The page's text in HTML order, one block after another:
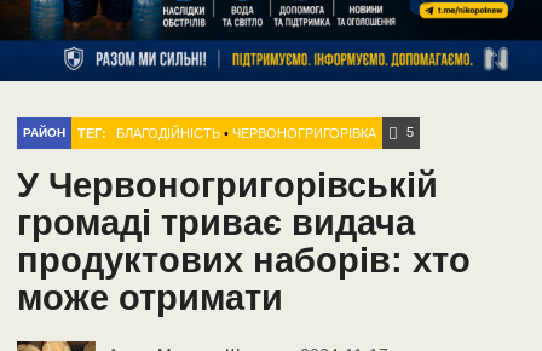
РАЙОН ТЕГ: БЛАГОДІЙНІСТЬ •ЧЕРВОНОГРИГОРІВКА 5
У Червоногригорівській
громаді триває видача
продуктових наборів: хто
може отримати